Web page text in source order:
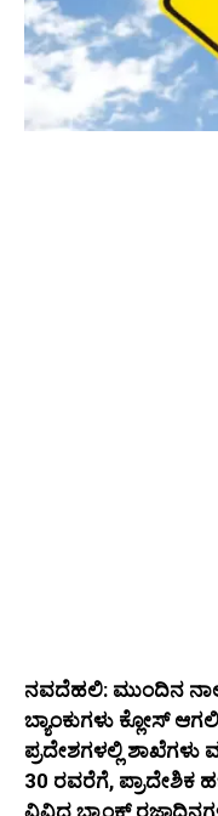
ನವದೆಹಲಿ: ಮುಂದಿನ
ಬ್ಯಾಂಕುಗಳು ಕ್ಲೋಸ್‌
ಪ್ರದೇಶಗಳಲ್ಲಿ ಶಾಖೆಗಳು
30 ರವರೆಗೆ, ಪ್ರಾದೇಶಿಕ
ವಿವಿಧ ಬ್ಯಾಂಕ್